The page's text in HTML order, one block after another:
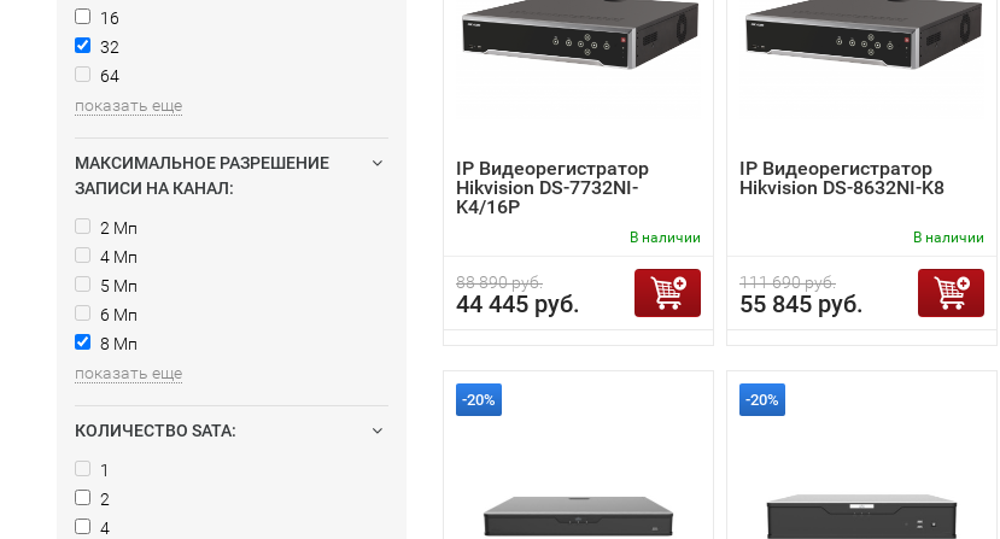
16
32
64
показать еще
МАКСИМАЛЬНОЕ РАЗРЕШЕНИЕ
ЗАПИСИ НА КАНАЛ:
2 Мп
4 Мп
5 Мп
6 Мп
8 Мп
показать еще
КОЛИЧЕСТВО SATA:
1
2
4
IP Видеорегистратор
Hikvision DS-7732NI-
K4/16P
В наличии
88 890 руб.
44 445 руб.
IP Видеорегистратор
Hikvision DS-8632NI-K8
В наличии
111 690 руб.
55 845 руб.
-20% -20%